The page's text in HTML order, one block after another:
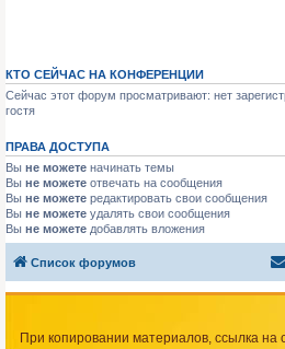
КТО СЕЙЧАС НА КОНФЕРЕНЦИИ
Сейчас этот форум просматривают: нет
гостя
ПРАВА ДОСТУПА
Вы не можете начинать темы
Вы не можете отвечать на сообщения
Вы не можете редактировать свои сообщения
Вы не можете удалять свои сообщения
Вы не можете добавлять вложения
Список форумов
При копировании материалов, ссылка на